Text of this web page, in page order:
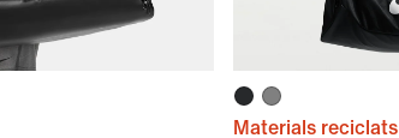
Materials reciclats